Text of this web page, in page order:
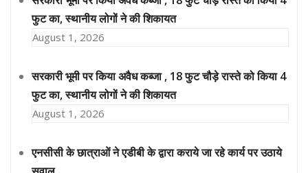
फुट का, स्थानीय लोगों ने की शिकायत
August 1, 2026
सरकारी भूमी पर किया अवैध कब्जा , 18 फुट चौड़े रास्ते को किया 4
फुट का, स्थानीय लोगों ने की शिकायत
August 1, 2026
एनसीसी के छात्राओं ने एडीबी के द्वारा कराये जा रहे कार्य पर उठाये